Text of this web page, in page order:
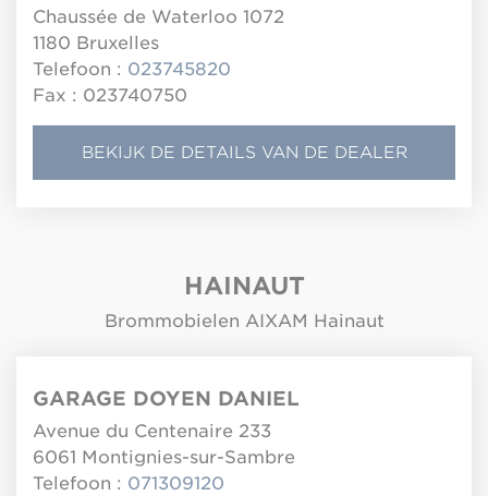
Chaussée de Waterloo 1072
1180 Bruxelles
Telefoon : 023745820
Fax : 023740750
BEKIJK DE DETAILS VAN DE DEALER
HAINAUT
Brommobielen AIXAM Hainaut
GARAGE DOYEN DANIEL
Avenue du Centenaire 233
6061 Montignies-sur-Sambre
Telefoon : 071309120